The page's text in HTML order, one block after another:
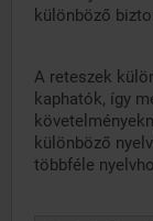
különböző
A reteszek
kaphatók, így
különböző
többféle